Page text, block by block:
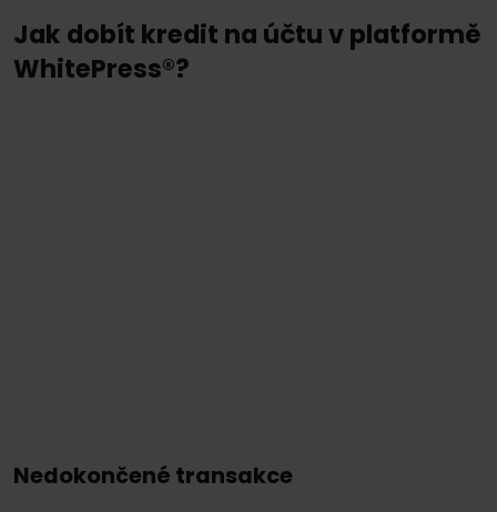
Jak dobít kredit na účtu v platformě
WhitePress®?
Nedokončené transakce